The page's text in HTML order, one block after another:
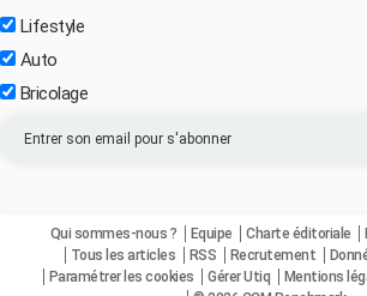
Lifestyle
Auto
Bricolage
Qui sommes-nous ? Equipe Charte éditoriale
Tous les articles
RSS Recrutement
Paramétrer les cookies
Gérer Utiq Mentions